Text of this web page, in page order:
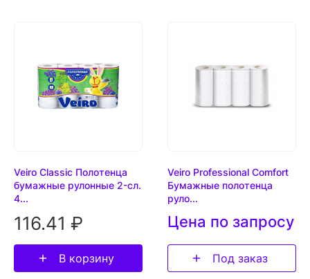
Veiro Classic Полотенца
бумажные рулонные 2-сл.
4...
116.41 ₽
В корзину
Veiro Professional Comfort
Бумажные полотенца
руло...
Цена по запросу
Под заказ